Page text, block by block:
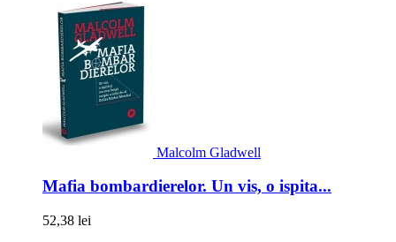
Malcolm Gladwell
Mafia bombardierelor. Un vis, o ispita...
52,38 lei